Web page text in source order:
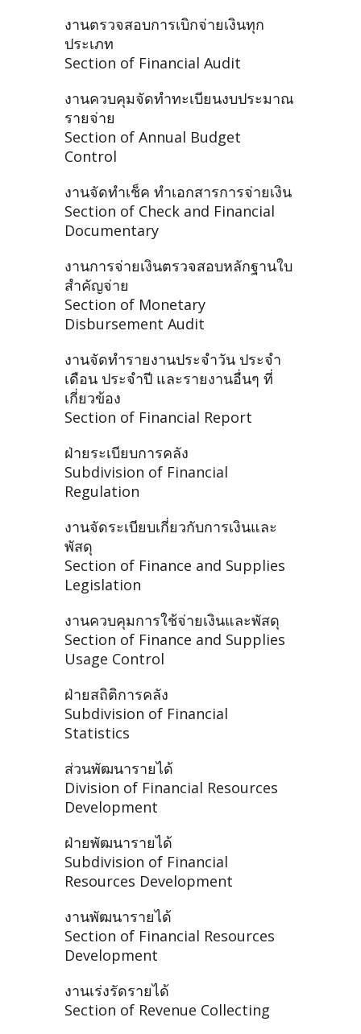
งานตรวจสอบการเบิกจ่ายเงินทุก
ประเภท
Section of Financial Audit
งานควบคุมจัดทำทะเบียนงบประมาณ
รายจ่าย
Section of Annual Budget
Control
งานจัดทำเช็ค ทำเอกสารการจ่ายเงิน
Section of Check and Financial
Documentary
งานการจ่ายเงินตรวจสอบหลักฐานใบ
สำคัญจ่าย
Section of Monetary
Disbursement Audit
งานจัดทำรายงานประจำวัน ประจำ
เดือน ประจำปี และรายงานอื่นๆ ที่
เกี่ยวข้อง
Section of Financial Report
ฝ่ายระเบียบการคลัง
Subdivision of Financial
Regulation
งานจัดระเบียบเกี่ยวกับการเงินและ
พัสดุ
Section of Finance and Supplies
Legislation
งานควบคุมการใช้จ่ายเงินและพัสดุ
Section of Finance and Supplies
Usage Control
ฝ่ายสถิติการคลัง
Subdivision of Financial
Statistics
ส่วนพัฒนารายได้
Division of Financial Resources
Development
ฝ่ายพัฒนารายได้
Subdivision of Financial
Resources Development
งานพัฒนารายได้
Section of Financial Resources
Development
งานเร่งรัดรายได้
Section of Revenue Collecting